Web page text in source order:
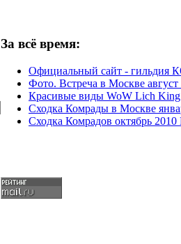
За всё время:
Официальный сайт -
Фото. Встреча в Москве август
Красивые виды WoW Lich King
Сходка Комрады в Москве
Сходка Комрадов октябрь 2010